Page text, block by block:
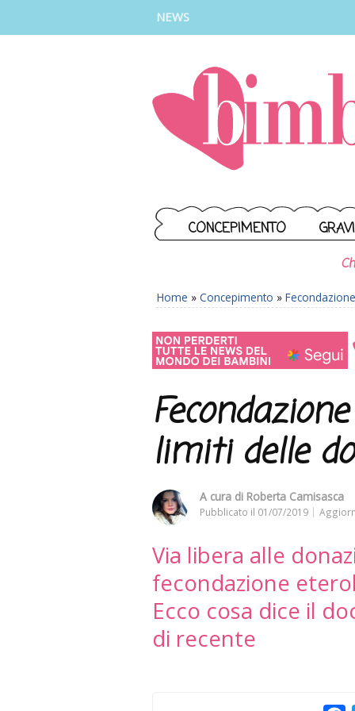
NEWS
CONCEPIMENTO
Home » Concepimento »
limiti delle
A cura di Roberta Camisasca
Pubblicato il 01/07/2019
Via libera alle
fecondazione
Ecco cosa dice il
di recente